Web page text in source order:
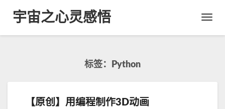
Toggle
宇宙之心灵感悟
标签：Python
【原创】用编程制作3D动画